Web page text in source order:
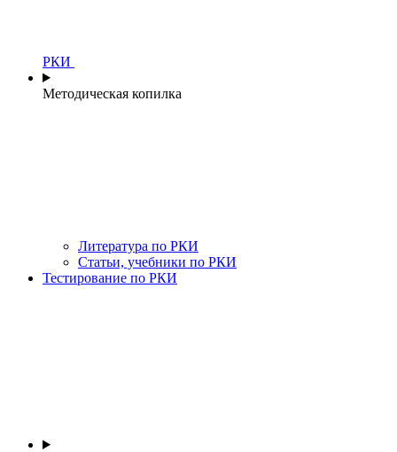
РКИ
Методическая копилка
Литература по РКИ
Статьи, учебники по РКИ
Тестирование по РКИ